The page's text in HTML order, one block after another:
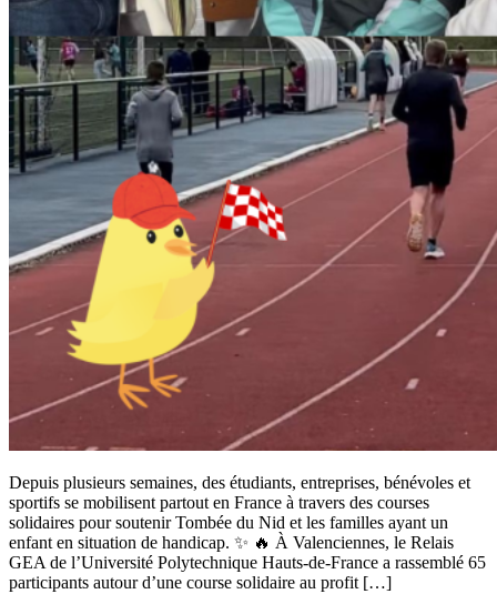
Depuis plusieurs semaines, des étudiants, entreprises, bénévoles et
sportifs se mobilisent partout en France à travers des courses
solidaires pour soutenir Tombée du Nid et les familles ayant un
enfant en situation de handicap. ✨ 🔥 À Valenciennes, le Relais
GEA de l’Université Polytechnique Hauts-de-France a rassemblé 65
participants autour d’une course solidaire au profit […]